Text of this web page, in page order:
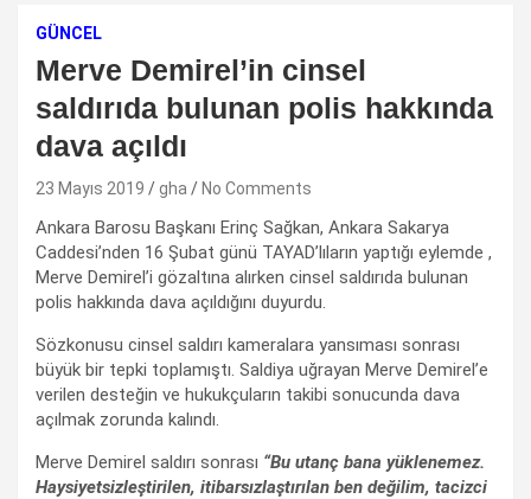
GÜNCEL
Merve Demirel’in cinsel
saldırıda bulunan polis hakkında
dava açıldı
23 Mayıs 2019 gha No Comments
Ankara Barosu Başkanı Erinç Sağkan, Ankara Sakarya
Caddesi’nden 16 Şubat günü TAYAD’lıların yaptığı eylemde ,
Merve Demirel’i gözaltına alırken cinsel saldırıda bulunan
polis hakkında dava açıldığını duyurdu.
Sözkonusu cinsel saldırı kameralara yansıması sonrası
büyük bir tepki toplamıştı. Saldiya uğrayan Merve Demirel’e
verilen desteğin ve hukukçuların takibi sonucunda dava
açılmak zorunda kalındı.
Merve Demirel saldırı sonrası “Bu utanç bana yüklenemez.
Haysiyetsizleştirilen, itibarsızlaştırılan ben değilim, tacizci